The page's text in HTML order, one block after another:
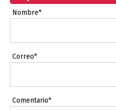
Nombre*
Correo*
Comentario*